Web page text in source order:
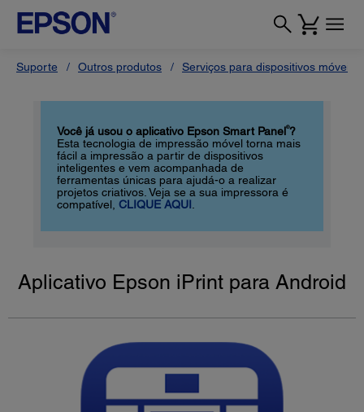
Suporte Outros produtos Serviços para dispositivos móveis
Você já usou o aplicativo Epson Smart Panel®?
Esta tecnologia de impressão móvel torna mais
fácil a impressão a partir de dispositivos
inteligentes e vem acompanhada de
ferramentas únicas para ajudá-o a realizar
projetos criativos. Veja se a sua impressora é
compatível,CLIQUE AQUI
Aplicativo Epson iPrint para Android